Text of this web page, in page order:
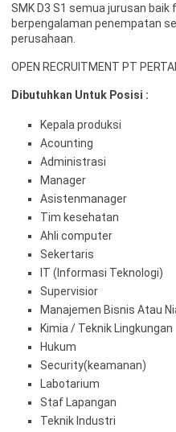
SMK D3 S1 semua jurusan
berpengalaman penempatan
perusahaan.
OPEN RECRUITMENT PT
Dibutuhkan Untuk Posisi :
Kepala produksi
Acounting
Administrasi
Manager
Asistenmanager
Tim kesehatan
Ahli computer
Sekertaris
IT (Informasi Teknologi)
Supervisior
Manajemen Bisnis Atau
Kimia / Teknik Lingkungan
Hukum
Security(keamanan)
Labotarium
Staf Lapangan
Teknik Industri